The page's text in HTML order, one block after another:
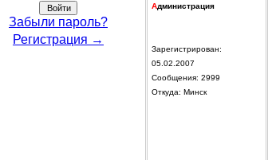
Забыли пароль?
Регистрация →
Администрация
Зарегистрирован:
05.02.2007
Сообщения: 2999
Откуда: Минск